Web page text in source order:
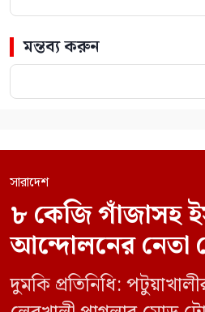
মন্তব্য করুন
সারাদেশ
৮ কেজি গাঁজাসহ
আন্দোলনের নেতা
দুমকি প্রতিনিধি: